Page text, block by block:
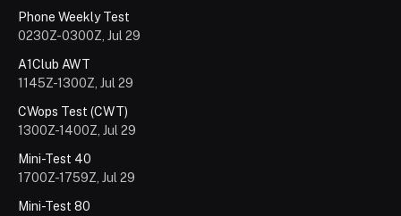
Phone Weekly Test
0230Z-0300Z, Jul 29
A1Club AWT
1145Z-1300Z, Jul 29
CWops Test (CWT)
1300Z-1400Z, Jul 29
Mini-Test 40
1700Z-1759Z, Jul 29
Mini-Test 80